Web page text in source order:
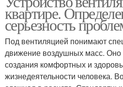
квартире.
серьезность
Под вентиляцией понимают
движение воздушных масс. Оно
создания комфортных и
жизнедеятельности человека.